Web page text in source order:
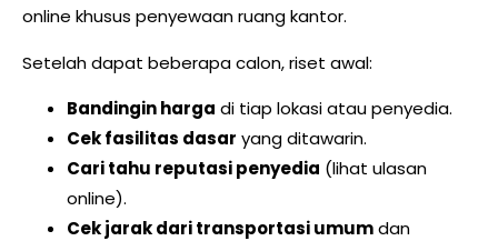
online khusus penyewaan ruang kantor.
Setelah dapat beberapa calon, riset awal:
Bandingin harga di tiap lokasi atau penyedia.
Cek fasilitas dasar yang ditawarin.
Cari tahu reputasi penyedia (lihat ulasan
online).
Cek jarak dari transportasi umumdan